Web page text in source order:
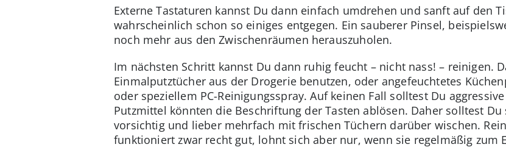
Externe Tastaturen kannst Du dann einfach umdrehen und sanft auf den
wahrscheinlich schon so einiges entgegen. Ein sauberer Pinsel,
noch mehr aus den Zwischenräumen herauszuholen.
Im nächsten Schritt kannst Du dann ruhig feucht – nicht nass! – reinigen.
Einmalputztücher aus der Drogerie benutzen, oder angefeuchtetes
oder speziellem PC-Reinigungsspray. Auf keinen Fall solltest Du
Putzmittel könnten die Beschriftung der Tasten ablösen. Daher solltest
vorsichtig und lieber mehrfach mit frischen Tüchern darüber wischen.
funktioniert zwar recht gut, lohnt sich aber nur, wenn sie regelmäßig zum